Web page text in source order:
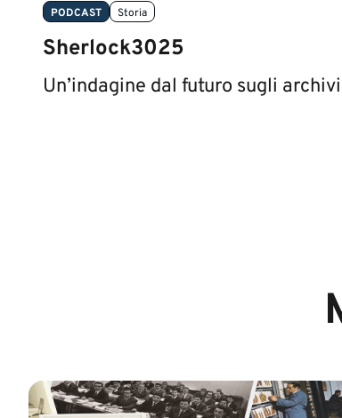
PODCAST Storia
Sherlock3025
Un’indagine dal futuro sugli archivi